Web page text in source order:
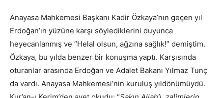
Anayasa Mahkemesi Başkanı Kadir Özkaya’nın geçen yıl
Erdoğan’ın yüzüne karşı söylediklerini duyunca
heyecanlanmış ve “Helal olsun, ağzına sağlık!” demiştim.
Özkaya, bu yılda benzer bir konuşma yaptı. Karşısında
oturanlar arasında Erdoğan ve Adalet Bakanı Yılmaz Tunç
da vardı. Anayasa Mahkemesi’nin kuruluş yıldönümüydü.